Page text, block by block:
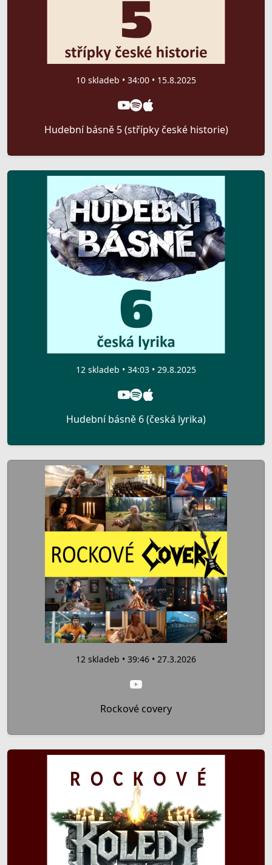
10 skladeb • 34:00 • 15.8.2025
Hudební básně 5 (střípky české historie)
12 skladeb • 34:03 • 29.8.2025
Hudební básně 6 (česká lyrika)
12 skladeb • 39:46 • 27.3.2026
Rockové covery